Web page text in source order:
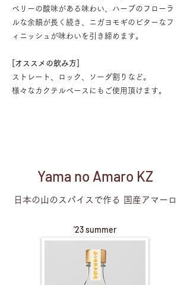
ベリーの酸味がある味わい、ハーブのフローラ
ルな余韻が長く続き、ニガヨモギのビターなフ
ィニッシュが味わいを引き締めます。
[オススメの飲み方]
ストレート、ロック、ソーダ割りなど。
様々なカクテルベースにもご使用頂けます。
Yama no Amaro KZ
日本の山のスパイスで作る 国産アマーロ
'23 summer